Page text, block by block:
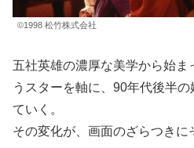
©1998 松竹株式会社
五社英雄の濃厚な美学から始
うスターを軸に、90年代後半
ていく。
その変化が、画面のざらつきに